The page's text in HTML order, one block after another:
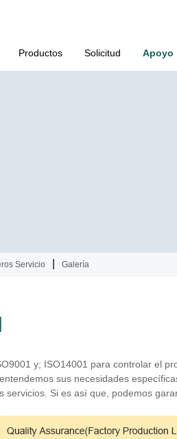
Productos Solicitud Apoyo
Servicio Galería
y; ISO14001 para controlar el
sus necesidades
Si es así que, podemos